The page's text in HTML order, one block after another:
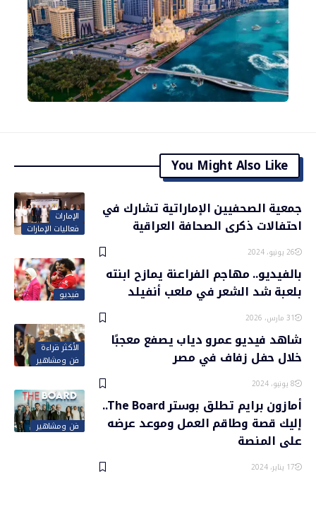
You Might Also Like
الإمارات
فعاليات الإمارات
جمعية الصحفيين الإماراتية تشارك في
احتفالات ذكرى الصحافة العراقية
26 يونيو، 2024
فيديو
بالفيديو.. مهاجم الفراعنة يمازح ابنته
بلعبة شد الشعر في ملعب أنفيلد
31 مارس، 2026
الأكثر قراءة
فن ومشاهير
شاهد فيديو عمرو دياب يصفع معجبًا
خلال حفل زفاف في مصر
8 يونيو، 2024
فن ومشاهير
أمازون برايم تطلق بوستر The Board..
إليك قصة وطاقم العمل وموعد عرضه
على المنصة
17 يناير، 2024